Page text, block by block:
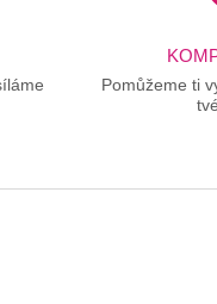
Pomůžeme ti